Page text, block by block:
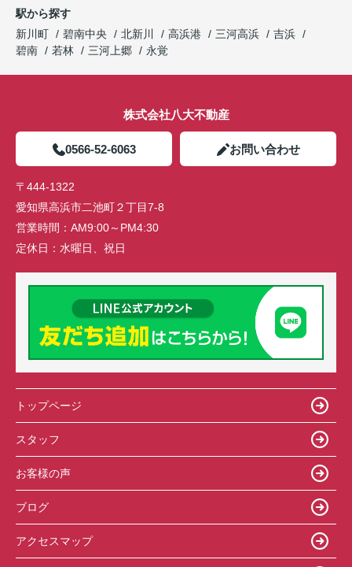
駅から探す
新川町
碧南中央 北新川 高浜港 三河高浜
吉浜
碧南
若林 三河上郷 永覚
株式会社八大不動産
0566-52-6063 お問い合わせ
〒444-1322
愛知県高浜市二池町２丁目7-8
営業時間： AM9:00～PM4:30
定休日： 水曜日、祝日
トップページ
スタッフ
お客様の声
ブログ
アクセスマップ